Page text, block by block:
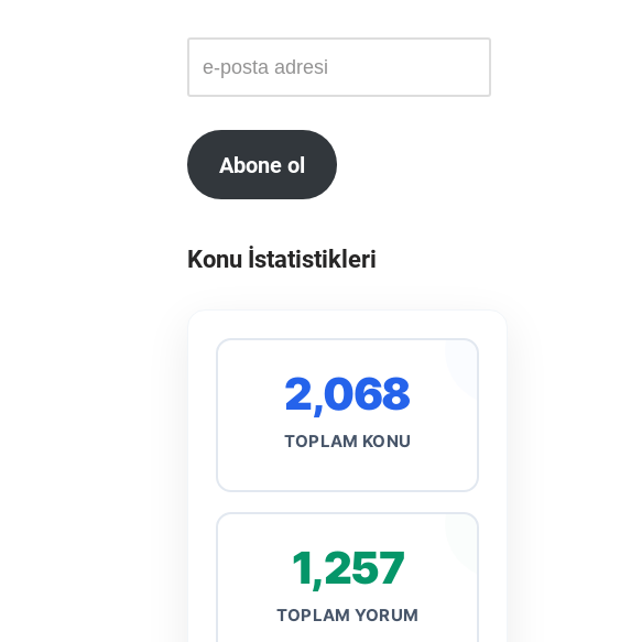
Abone ol
Konu İstatistikleri
2,068
TOPLAM KONU
1,257
TOPLAM YORUM